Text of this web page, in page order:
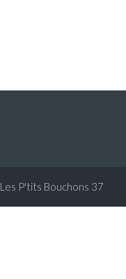
Les P'tits Bouchons 37